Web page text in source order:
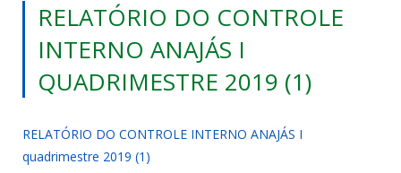
RELATÓRIO DO CONTROLE
INTERNO ANAJÁS I
QUADRIMESTRE 2019 (1)
RELATÓRIO DO CONTROLE INTERNO ANAJÁS I
quadrimestre 2019 (1)